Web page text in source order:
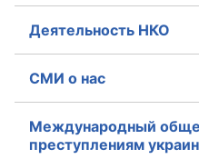
Деятельность НКО
СМИ о нас
Международный
преступлениям